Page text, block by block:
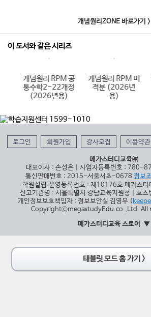
개념원리ZONE 바로가기 >
이 도서와 같은 시리즈
개념원리 RPM 공
통수학2-22개정
(2026년용)
개념원리 RPM 미
적분 (2026년
용)
로그인 회원가입 강사모집 이용약관
메가스터디교육㈜
대표이사 : 손성은 | 사업자등록번호 : 780-
통신판매번호 : 2015-서울서초-0678 정보
학원설립∙운영등록번호 : 제10176호 메가스터
신고기관명 : 서울특별시 강남교육지원청 | 호스
개인정보보호책임자 : 정보보안실 김영무 (
CopyrightⓒmegastudyEdu.co.,Ltd. All
메가스터디교육 스토어
태블릿 모드 홈 가기 >